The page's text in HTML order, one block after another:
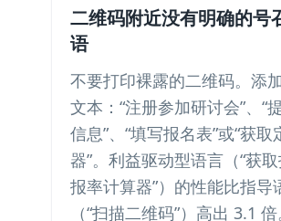
二维码附近没有明确的号
语
不要打印裸露的二维码。添
文本：“注册参加研讨会”、“
信息”、“填写报名表”或“获
器”。利益驱动型语言（“获
报率计算器”）的性能比指导
（“扫描二维码”）高出 3.1 倍